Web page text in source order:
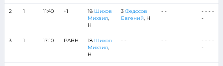
2 1 11:40 +1 18 Шихов
Михаил,
Н
3 Федосов
Евгений, Н
- -
- - - -
-
3 1 17:10 РАВН 18 Шихов
Михаил,
Н
- - - -
- - - -
-